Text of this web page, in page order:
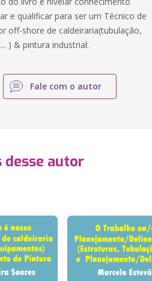
e qualificar para ser um Técnico de
off-shore de caldeiraria(tubulação,
) & pintura industrial.
Fale com o autor
desse autor